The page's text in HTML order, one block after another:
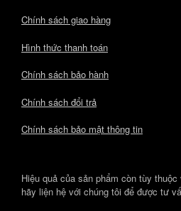
Chính sách giao hàng
Hình thức thanh toán
Chính sách bảo hành
Chính sách đổi trả
Chính sách bảo mật thông tin
Hiệu quả của sản phẩm còn tùy
hãy liện hệ với chúng tôi để được tư